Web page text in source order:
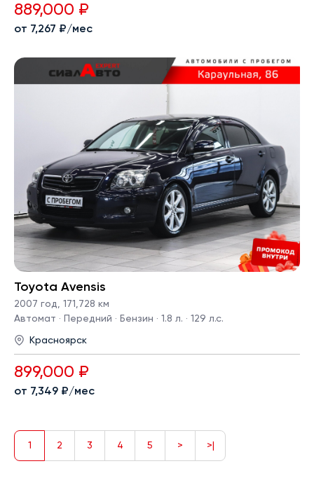
889,000 ₽
от 7,267 ₽/мес
Toyota Avensis
2007 год, 171,728 км
Автомат · Передний · Бензин · 1.8 л. · 129 л.с.
Красноярск
899,000 ₽
от 7,349 ₽/мес
1 2 3 4 5 > >|